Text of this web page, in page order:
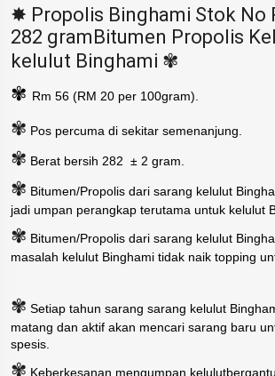
✸ Propolis Binghami Stok No
282 gramBitumen Propolis
kelulut Binghami ✾
✾ Rm 56 (RM 20 per 100gram).
✾ Pos percuma di sekitar semenanjung.
✾ Berat bersih 282 ± 2 gram.
✾ Bitumen/Propolis dari sarang kelulut
jadi umpan perangkap terutama untuk kelulut
✾ Bitumen/Propolis dari sarang kelulut
masalah kelulut Binghami tidak naik topping
✾ Setiap tahun sarang sarang kelulut
matang dan aktif akan mencari sarang baru
spesis.
✾ Keberkesanan mengumpan